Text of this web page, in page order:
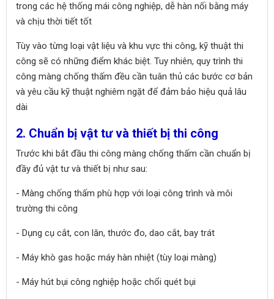
trong các hệ thống mái công nghiệp, dễ hàn nối bằng máy
và chịu thời tiết tốt
Tùy vào từng loại vật liệu và khu vực thi công, kỹ thuật thi
công sẽ có những điểm khác biệt. Tuy nhiên, quy trình thi
công màng chống thấm đều cần tuân thủ các bước cơ bản
và yêu cầu kỹ thuật nghiêm ngặt để đảm bảo hiệu quả lâu
dài
2. Chuẩn bị vật tư và thiết bị thi công
Trước khi bắt đầu thi công màng chống thấm cần chuẩn bị
đầy đủ vật tư và thiết bị như sau:
- Màng chống thấm phù hợp với loại công trình và môi
trường thi công
- Dụng cụ cắt, con lăn, thước đo, dao cắt, bay trát
- Máy khò gas hoặc máy hàn nhiệt (tùy loại màng)
- Máy hút bụi công nghiệp hoặc chổi quét bụi